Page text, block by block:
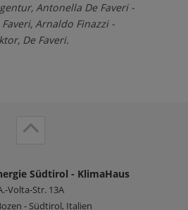
Antonella De Faveri -
Arnaldo Finazzi -
De Faveri.
Südtirol - KlimaHaus
Volta-Str. 13A
- Südtirol, Italien